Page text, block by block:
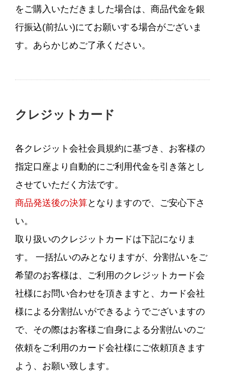
をご購入いただきました場合は、商品代金を銀
行振込(前払い)にてお願いする場合がございま
す。あらかじめご了承ください。
クレジットカード
各クレジット会社会員規約に基づき、お客様の
指定口座より自動的にご利用代金を引き落とし
させていただく方法です。
商品発送後の決算となりますので、ご安心下さ
い。
取り扱いのクレジットカードは下記になりま
す。 一括払いのみとなりますが、分割払いをご
希望のお客様は、ご利用のクレジットカード会
社様にお問い合わせを頂きますと、カード会社
様による分割払いができるようでございますの
で、その際はお客様ご自身による分割払いのご
依頼をご利用のカード会社様にご依頼頂きます
よう、お願い致します。